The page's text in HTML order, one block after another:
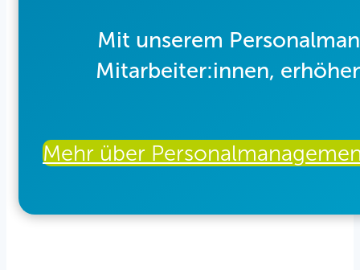
Mit unserem
Mitarbeiter:innen,
Mehr über